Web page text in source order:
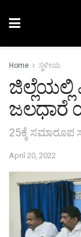
Home ಸ್ಥಳೀಯ
ಜಿಲ್ಲೆಯಲ್ಲಿ
ಜಲಧಾರೆ
25ಕ್ಕೆ ಸಮಾರೂಪ
April 20, 2022